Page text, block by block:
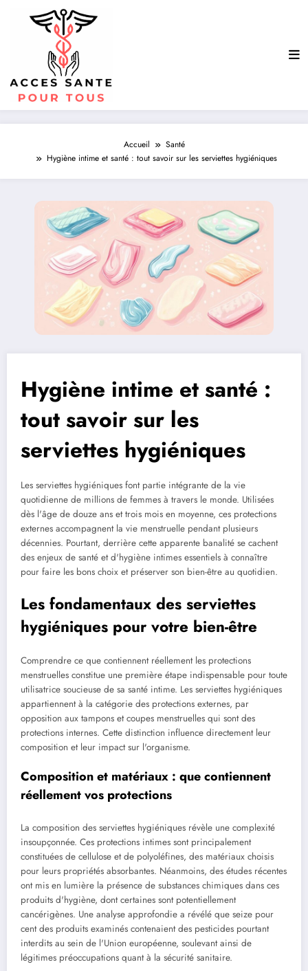
Accueil
Santé
Hygiène intime et santé : tout savoir sur les serviettes hygiéniques
Hygiène intime et santé :
tout savoir sur les
serviettes hygiéniques
Les serviettes hygiéniques font partie intégrante de la vie
quotidienne de millions de femmes à travers le monde. Utilisées
dès l'âge de douze ans et trois mois en moyenne, ces protections
externes accompagnent la vie menstruelle pendant plusieurs
décennies. Pourtant, derrière cette apparente banalité se cachent
des enjeux de santé et d'hygiène intimes essentiels à connaître
pour faire les bons choix et préserver son bien-être au quotidien.
Les fondamentaux des serviettes
hygiéniques pour votre bien-être
Comprendre ce que contiennent réellement les protections
menstruelles constitue une première étape indispensable pour toute
utilisatrice soucieuse de sa santé intime. Les serviettes hygiéniques
appartiennent à la catégorie des protections externes, par
opposition aux tampons et coupes menstruelles qui sont des
protections internes. Cette distinction influence directement leur
composition et leur impact sur l'organisme.
Composition et matériaux : que contiennent
réellement vos protections
La composition des serviettes hygiéniques révèle une complexité
insoupçonnée. Ces protections intimes sont principalement
constituées de cellulose et de polyoléfines, des matériaux choisis
pour leurs propriétés absorbantes. Néanmoins, des études récentes
ont mis en lumière la présence de substances chimiques dans ces
produits d'hygiène, dont certaines sont potentiellement
cancérigènes. Une analyse approfondie a révélé que seize pour
cent des produits examinés contenaient des pesticides pourtant
interdits au sein de l'Union européenne, soulevant ainsi de
légitimes préoccupations quant à la sécurité sanitaire.